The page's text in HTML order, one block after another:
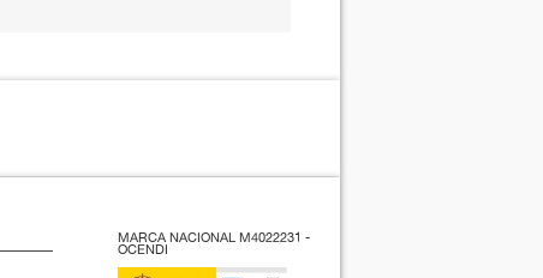
MARCA NACIONAL M4022231 -
OCENDI